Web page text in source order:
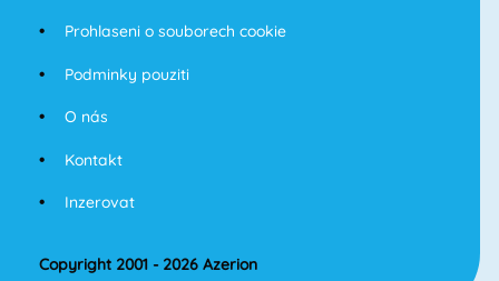
Prohlaseni o souborech cookie
Podminky pouziti
O nás
Kontakt
Inzerovat
Copyright 2001 - 2026 Azerion